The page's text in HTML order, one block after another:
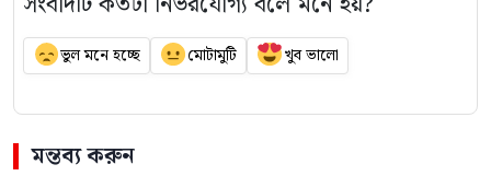
ভুল মনে হচ্ছে মোটামুটি খুব ভালো
মন্তব্য করুন